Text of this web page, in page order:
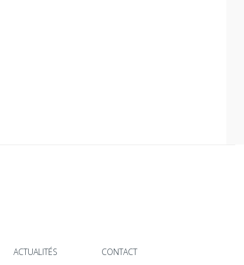
ACTUALITÉS CONTACT